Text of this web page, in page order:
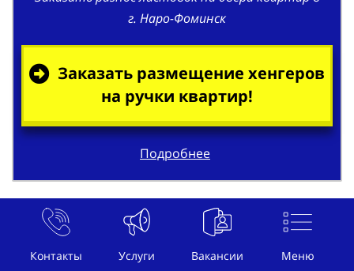
Контакты Услуги Вакансии Меню
Заказать размещение хенгеров
на ручки квартир!
Подробнее
Распространение рекламы
Наро-Фоминск